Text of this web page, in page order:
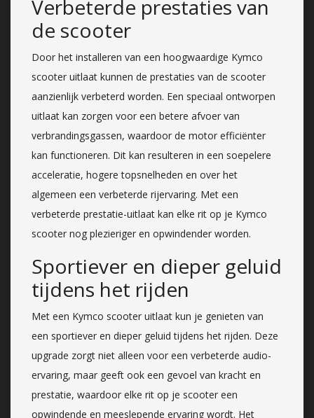
Verbeterde prestaties van
de scooter
Door het installeren van een hoogwaardige Kymco
scooter uitlaat kunnen de prestaties van de scooter
aanzienlijk verbeterd worden. Een speciaal ontworpen
uitlaat kan zorgen voor een betere afvoer van
verbrandingsgassen, waardoor de motor efficiënter
kan functioneren. Dit kan resulteren in een soepelere
acceleratie, hogere topsnelheden en over het
algemeen een verbeterde rijervaring. Met een
verbeterde prestatie-uitlaat kan elke rit op je Kymco
scooter nog plezieriger en opwindender worden.
Sportiever en dieper geluid
tijdens het rijden
Met een Kymco scooter uitlaat kun je genieten van
een sportiever en dieper geluid tijdens het rijden. Deze
upgrade zorgt niet alleen voor een verbeterde audio-
ervaring, maar geeft ook een gevoel van kracht en
prestatie, waardoor elke rit op je scooter een
opwindende en meeslepende ervaring wordt. Het